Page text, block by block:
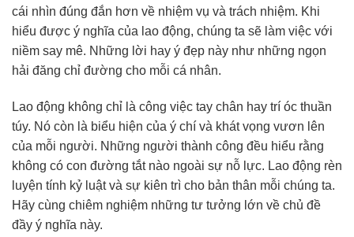
cái nhìn đúng đắn hơn về nhiệm vụ và trách nhiệm. Khi
hiểu được ý nghĩa của lao động, chúng ta sẽ làm việc với
niềm say mê. Những lời hay ý đẹp này như những ngọn
hải đăng chỉ đường cho mỗi cá nhân.
Lao động không chỉ là công việc tay chân hay trí óc thuần
túy. Nó còn là biểu hiện của ý chí và khát vọng vươn lên
của mỗi người. Những người thành công đều hiểu rằng
không có con đường tắt nào ngoài sự nỗ lực. Lao động rèn
luyện tính kỷ luật và sự kiên trì cho bản thân mỗi chúng ta.
Hãy cùng chiêm nghiệm những tư tưởng lớn về chủ đề
đầy ý nghĩa này.